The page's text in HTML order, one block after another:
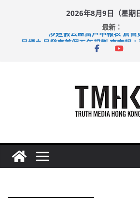
2026年8月9日（星期
最新：
涉造假公屋富戶申報表 倉管